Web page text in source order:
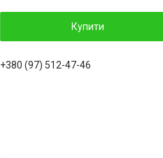
Купити
+380 (97) 512-47-46